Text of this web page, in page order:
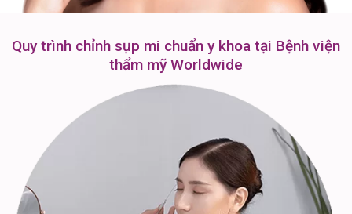
Quy trình chỉnh sụp mi chuẩn y khoa tại Bệnh viện
thẩm mỹ Worldwide